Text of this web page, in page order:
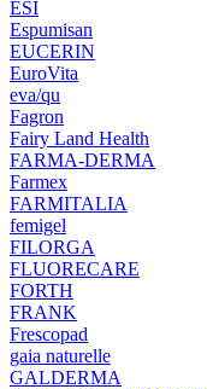
ESI
Espumisan
EUCERIN
EuroVita
eva/qu
Fagron
Fairy Land Health
FARMA-DERMA
Farmex
FARMITALIA
femigel
FILORGA
FLUORECARE
FORTH
FRANK
Frescopad
gaia naturelle
GALDERMA